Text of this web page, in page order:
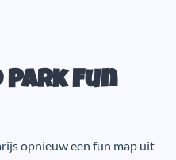
Park Fun
opnieuw een fun map uit